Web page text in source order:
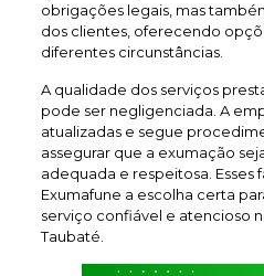
obrigações legais, mas
dos clientes, oferecendo
diferentes circunstâncias.
A qualidade dos serviços
pode ser negligenciada. A
atualizadas e segue
assegurar que a exumação
adequada e respeitosa. Esses
Exumafune a escolha certa
serviço confiável e atencioso
Taubaté.